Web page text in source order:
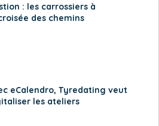
: les carrossiers à
des chemins
eCalendro, Tyredating veut
les ateliers